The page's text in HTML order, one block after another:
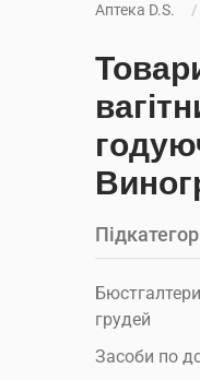
Аптека D.S.
грудей
Засоби по